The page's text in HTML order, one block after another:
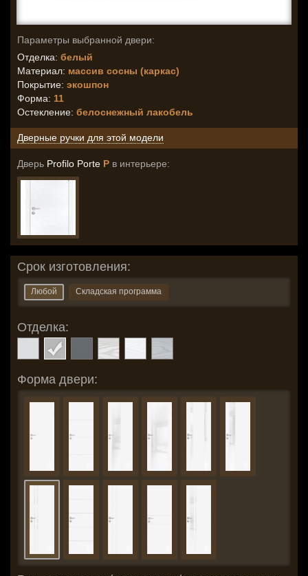
Параметры выбранной двери:
Отделка: белый
Материал: массив сосны (каркас)
Покрытие: экошпон
Форма: 11
Остекление: белоснежный лакобель
Дверные ручки для этой модели
Дверь Profilo Porte P в интерьере:
Срок изготовления:
Любой Складская программа
Отделка:
Форма двери: